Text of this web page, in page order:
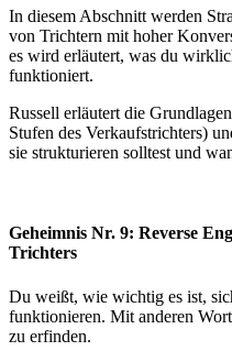
In diesem Abschnitt werden
von Trichtern mit hoher
es wird erläutert, was du
funktioniert.
Russell erläutert die
Stufen des Verkaufstrichters)
sie strukturieren solltest und
Geheimnis Nr. 9: Reverse
Trichters
Du weißt, wie wichtig es ist,
funktionieren. Mit anderen
zu erfinden.